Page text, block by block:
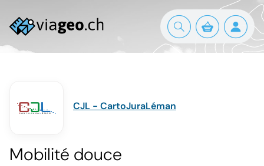
CJL - CartoJuraLéman
Mobilité douce